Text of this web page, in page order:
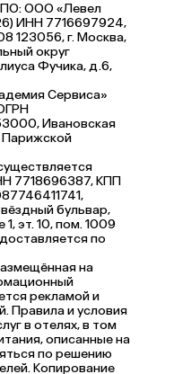
ООО «Левел
ИНН 7716697924,
123056, г. Москва,
округ
Фучика, д.6,
Сервиса»
Ивановская
Парижской
7718696387, КПП
бульвар,
эт. 10, пом. 1009
по
на
рекламой и
Правила и условия
в отелях, в том
описанные на
по решению
Копирование